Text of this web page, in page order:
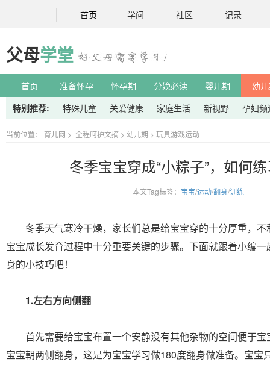
首页 学问 社区 记录
父母学堂
首页 准备怀孕 怀孕期 分娩必读 婴儿期
幼
特别推荐:
特殊儿童 关爱健康 家庭生活 新视野 孕妇频
当前位置： 育儿网 > 全程呵护文摘 > 幼儿期 > 玩具游戏运动
冬季宝宝穿成“小粽子”，如何
本文Tag标签： 宝宝/运动/翻身/训练
冬季天气寒冷干燥，家长们总是给宝宝穿的十分厚重，不
宝宝成长发育过程中十分重要关键的步骤。下面就跟着小编
身的小技巧吧！
1.左右方向侧翻
首先需要给宝宝布置一个安静没有其他杂物的空间便于宝
宝宝朝两侧翻身，这是为宝宝学习做180度翻身做准备。宝宝